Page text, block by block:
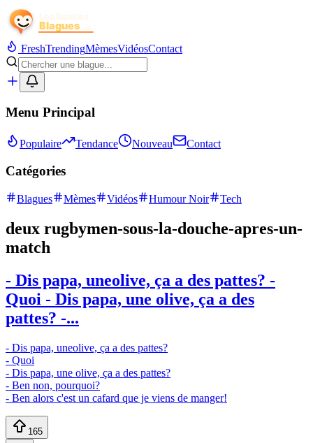
FreshTrendingMèmesVidéosContact
Menu Principal
Populaire Tendance Nouveau Contact
Catégories
Blagues Mèmes Vidéos Humour Noir Tech
deux rugbymen-sous-la-douche-apres-un-
match
- Dis papa, uneolive, ça a des pattes? -
Quoi - Dis papa, une olive, ça a des
pattes? -...
- Dis papa, uneolive, ça a des pattes?
- Quoi
- Dis papa, une olive, ça a des pattes?
- Ben non, pourquoi?
- Ben alors c'est un cafard que je viens de manger!
165